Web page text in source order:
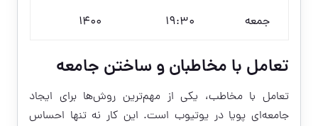
جمعه
19:30
1400
تعامل با مخاطبان و ساختن جامعه
تعامل با مخاطب، یکی از مهم‌ترین روش‌ها برای ایجاد
جامعه‌ای پویا در یوتیوب است. این کار نه تنها احساس